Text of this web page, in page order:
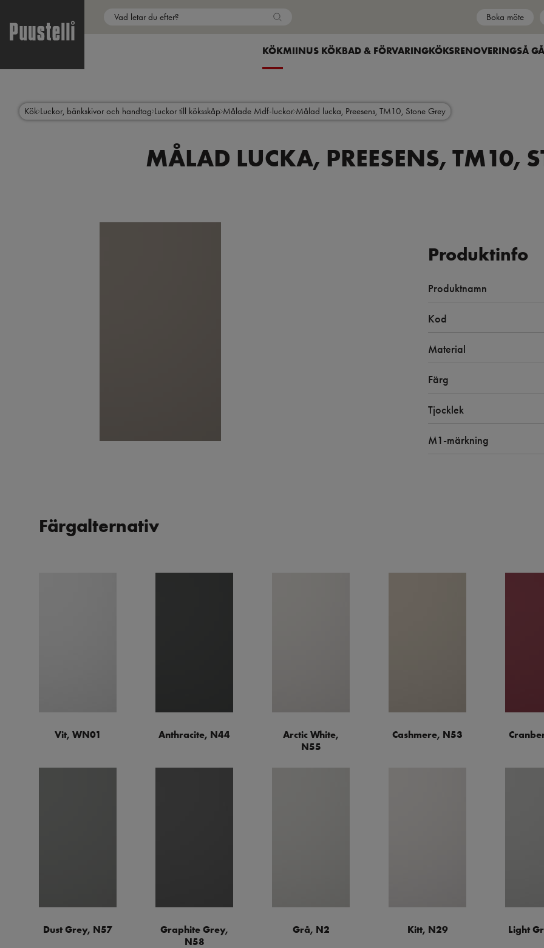
content
Boka möte
Puustelli Webbutik
MyPuustelli Country
SHOW SUBMENU FOR
KÖKSHOW SUBMENU FOR
MIINUS KÖKSHOW SUBMENU FOR
BAD & FÖRVARINGSHOW SUBMENU FOR
KÖKSRENOVERINGSÅ
Kök Luckor, bänkskivor och handtag Luckor till köksskåp Målade Mdf-luckor Målad lucka, Preesens, TM10, Stone Grey
MÅLAD LUCKA, PREESENS, TM10,
Produktinfo
Produktnamn
Kod
Material
Färg
Tjocklek
M1-märkning
Färgalternativ
Vit, WN01 Anthracite, N44
Arctic White,
N55
Cashmere, N53
Dust Grey, N57
Graphite Grey,
N58
Grå, N2 Kitt, N29 Light